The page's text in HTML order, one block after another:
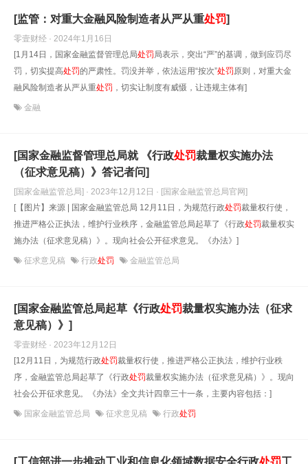
[监管：对重大金融风险制造者从严从重处罚]
零壹财经 · 2024年1月16日
[1月14日，国家金融监督管理总局处罚局表示，突出“严”的基调，做到应罚尽
罚，切实提高处罚的严肃性。罚没并举，依法运用“按次”处罚原则，对重大金
融风险制造者从严从重处罚 ，切实让制度有威慑，让违规主体有]
金融
[国家金融监督管理总局就 《行政处罚裁量权实施办法
（征求意见稿）》答记者问]
[国家金融监管总局] · 2023年12月12日 · [国家金融监管总局官网]
[【图片】来源 | 国家金融监管总局 12月11日，为规范行政处罚裁量权行使，
推进严格公正执法，维护行业秩序，金融监管总局起草了《行政处罚裁量权实
施办法（征求意见稿）》。现向社会公开征求意见。《办法》]
征求意见稿 行政处罚 金融监管总局
[国家金融监管总局起草《行政处罚裁量权实施办法（征求
意见稿）》]
零壹财经 · 2023年12月12日
[12月11日，为规范行政处罚裁量权行使，推进严格公正执法，维护行业秩
序，金融监管总局起草了《行政处罚裁量权实施办法（征求意见稿）》。现向
社会公开征求意见。《办法》全文共计四章三十一条，主要内容包括：]
国家金融监管总局 征求意见稿 行政处罚
[工信部进一步推动工业和信息化领域数据安全行政处罚工